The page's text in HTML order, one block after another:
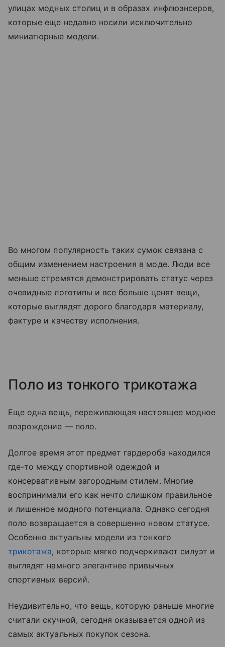
улицах модных столиц и в образах инфлюэнсеров,
которые еще недавно носили исключительно
миниатюрные модели.
Во многом популярность таких сумок связана с
общим изменением настроения в моде. Люди все
меньше стремятся демонстрировать статус через
очевидные логотипы и все больше ценят вещи,
которые выглядят дорого благодаря материалу,
фактуре и качеству исполнения.
Поло из тонкого трикотажа
Еще одна вещь, переживающая настоящее модное
возрождение — поло.
Долгое время этот предмет гардероба находился
где-то между спортивной одеждой и
консервативным загородным стилем. Многие
воспринимали его как нечто слишком правильное
и лишенное модного потенциала. Однако сегодня
поло возвращается в совершенно новом статусе.
Особенно актуальны модели из тонкого
трикотажа, которые мягко подчеркивают силуэт и
выглядят намного элегантнее привычных
спортивных версий.
Неудивительно, что вещь, которую раньше многие
считали скучной, сегодня оказывается одной из
самых актуальных покупок сезона.